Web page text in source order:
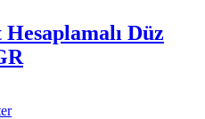
Düz